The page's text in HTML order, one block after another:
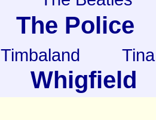
The Police
Timbaland
Whigfield